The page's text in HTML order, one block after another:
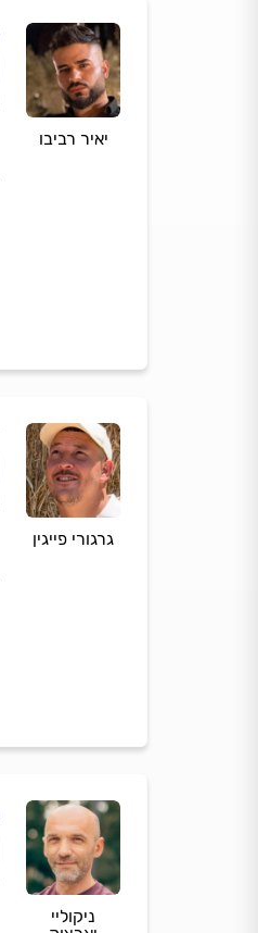
יאיר רביבו
גרגורי פייגין
ניקוליי